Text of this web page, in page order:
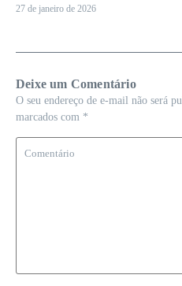
27 de janeiro de 2026
Deixe um Comentário
O seu endereço de e-mail não será
marcados com *